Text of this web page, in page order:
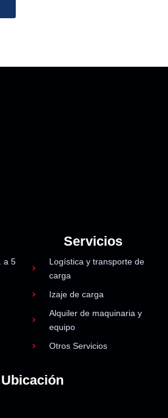
a 5
Servicios
Logística y transporte de
carga
Izaje de carga
Alquiler de maquinaria y
equipo
Otros Servicios
Ubicación